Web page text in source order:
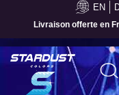
EN
Paiement